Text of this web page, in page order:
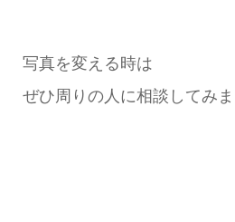
写真を変える時は
ぜひ周りの人に相談してみま